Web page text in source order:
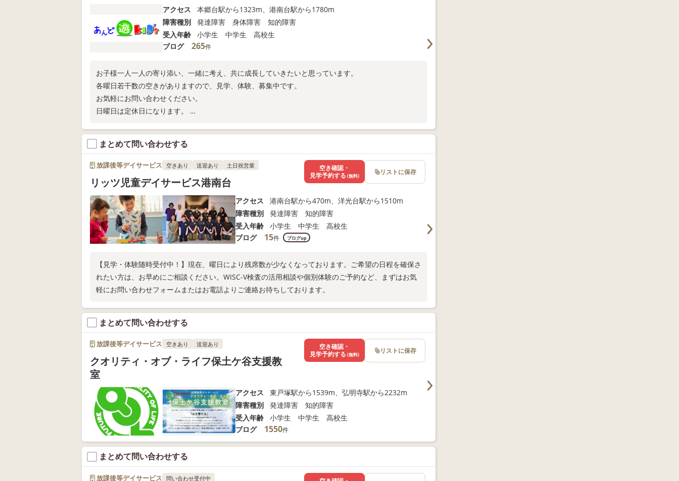
アクセス
本郷台駅から1323m、港南台駅から1780m
障害種別
発達障害 身体障害 知的障害
受入年齢
小学生 中学生 高校生
ブログ
265件
お子様一人一人の寄り添い、一緒に考え、共に成長していきたいと思っています。
各曜日若干数の空きがありますので、見学、体験、募集中です。
お気軽にお問い合わせください。
日曜日は定休日になります。
よろしくお願い致します！
まとめて問い合わせする
放課後等デイサービス 空きあり 送迎あり 土日祝営業
リッツ児童デイサービス港南台
アクセス
港南台駅から470m、洋光台駅から1510m
障害種別
発達障害 知的障害
受入年齢
小学生 中学生 高校生
ブログ
15件 ブログup
【見学・体験随時受付中！】現在、曜日により残席数が少なくなっております。ご希望の日程を確保さ
れたい方は、お早めにご相談ください。WISC-V検査の活用相談や個別体験のご予約など、まずはお気
軽にお問い合わせフォームまたはお電話よりご連絡お待ちしております。
空き確認・
見学予約する (無料) リストに保存
まとめて問い合わせする
放課後等デイサービス 空きあり 送迎あり
クオリティ・オブ・ライフ保土ケ谷支援教
室
アクセス
東戸塚駅から1539m、弘明寺駅から2232m
障害種別
発達障害 知的障害
受入年齢
小学生 中学生 高校生
ブログ
1550件
空き確認・
見学予約する (無料) リストに保存
まとめて問い合わせする
放課後等デイサービス 問い合わせ受付中